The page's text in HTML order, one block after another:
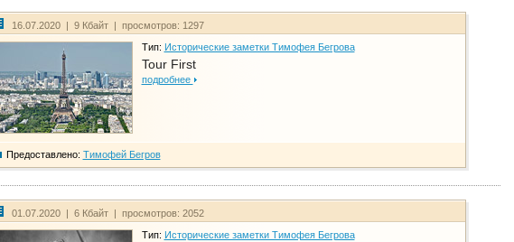
16.07.2020 | 9 Кбайт | просмотров: 1297
Тип: Исторические заметки Тимофея Бегрова
Tour First
подробнее
Предоставлено: Тимофей Бегров
01.07.2020 | 6 Кбайт | просмотров: 2052
Тип: Исторические заметки Тимофея Бегрова